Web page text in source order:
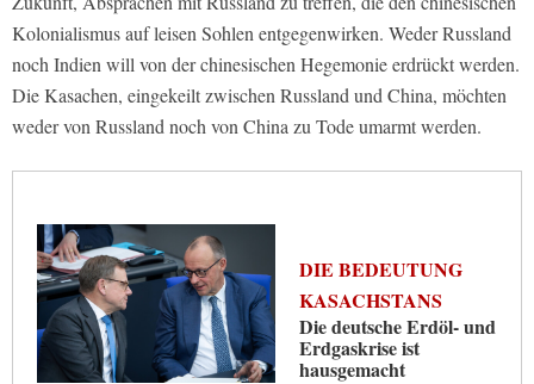
Kolonialismus auf leisen Sohlen entgegenwirken. Weder Russland
noch Indien will von der chinesischen Hegemonie erdrückt werden.
Die Kasachen, eingekeilt zwischen Russland und China, möchten
weder von Russland noch von China zu Tode umarmt werden.
DIE BEDEUTUNG
KASACHSTANS
Die deutsche Erdöl- und
Erdgaskrise ist
hausgemacht